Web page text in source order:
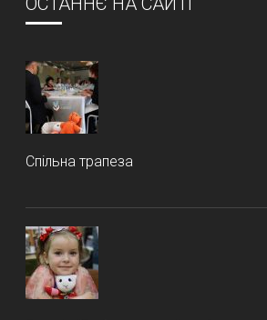
Спільна трапеза